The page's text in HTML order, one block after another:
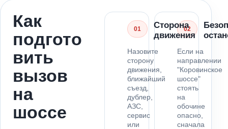
Как
подгото
вить
вызов
на
шоссе
01
Сторона
движения
Назовите
сторону
движения,
ближайший
съезд,
дублер,
АЗС,
сервис
или
02
Если на
направлении
"Коровинское
шоссе"
стоять
на
обочине
опасно,
сначала